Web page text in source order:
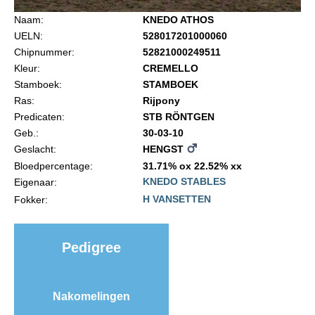
Import registratie
I&R Registratie
Informatie overschrijven paspoort
Formulier overschrijven op naam
Animal Health Regulation
Gids voor Goede Praktijken
Webshop
NRPS Select Sale
Naam:
KNEDO ATHOS
UELN:
528017201000060
Chipnummer:
52821000249511
Kleur:
CREMELLO
Stamboek:
STAMBOEK
Ras:
Rijpony
Predicaten:
STB RÖNTGEN
Geb.:
30-03-10
Geslacht:
HENGST
Bloedpercentage:
31.71% ox 22.52% xx
Eigenaar:
KNEDO STABLES
Fokker:
H VANSETTEN
Pedigree
Nakomelingen